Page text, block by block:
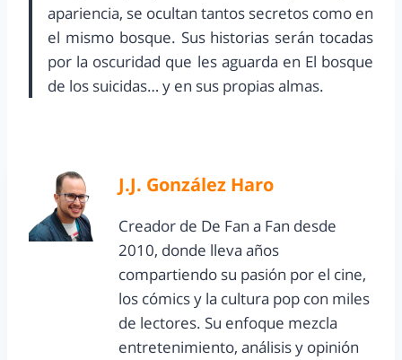
apariencia, se ocultan tantos secretos como en
el mismo bosque. Sus historias serán tocadas
por la oscuridad que les aguarda en El bosque
de los suicidas… y en sus propias almas.
J.J. González Haro
Creador de De Fan a Fan desde
2010, donde lleva años
compartiendo su pasión por el cine,
los cómics y la cultura pop con miles
de lectores. Su enfoque mezcla
entretenimiento, análisis y opinión